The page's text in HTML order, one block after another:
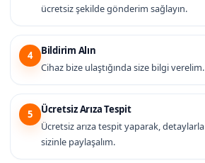
ücretsiz şekilde gönderim sağlayın.
4
Bildirim Alın
Cihaz bize ulaştığında size bilgi verelim.
5
Ücretsiz Arıza Tespit
Ücretsiz arıza tespit yaparak,
sizinle paylaşalım.